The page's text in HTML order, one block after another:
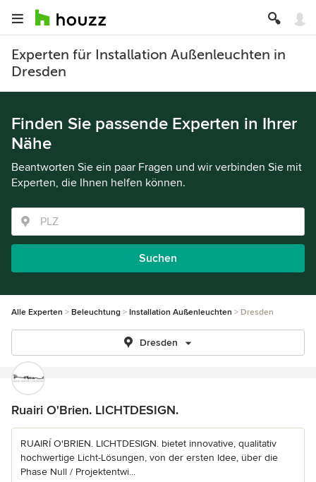
Experten für Installation Außenleuchten in
Dresden
Finden Sie passende Experten in Ihrer
Nähe
Beantworten Sie ein paar Fragen und wir verbinden Sie mit
Experten, die Ihnen helfen können.
Suchen
Alle Experten Beleuchtung Installation Außenleuchten Dresden
Dresden
Ruairi O'Brien. LICHTDESIGN.
RUAIRÍ O'BRIEN. LICHTDESIGN. bietet innovative, qualitativ
hochwertige Licht-Lösungen, von der ersten Idee, über die
Phase Null / Projektentwi...